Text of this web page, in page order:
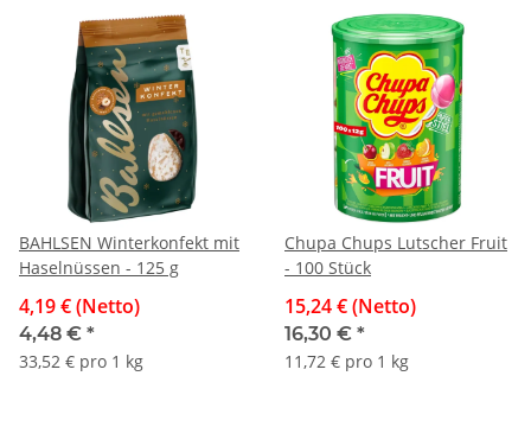
BAHLSEN Winterkonfekt mit
Haselnüssen - 125 g
4,19 € (Netto)
4,48 € *
33,52 € pro 1 kg
Chupa Chups Lutscher Fruit
- 100 Stück
15,24 € (Netto)
16,30 € *
11,72 € pro 1 kg